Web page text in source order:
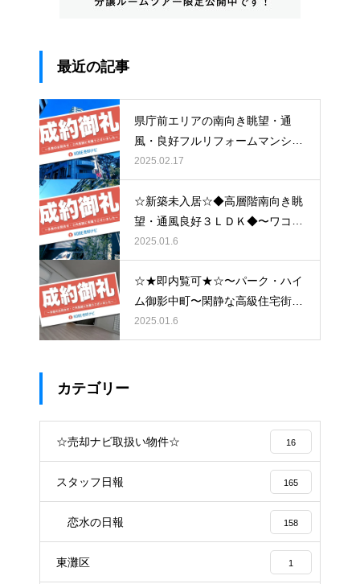
最近の記事
県庁前エリアの南向き眺望・通
風・良好フルリフォームマンショ
ン〜ランデージ神戸・山の手館〜
2025.02.17
☆新築未入居☆◆高層階南向き眺
望・通風良好３ＬＤＫ◆〜ワコー
レシティ神戸元町〜
2025.01.6
☆★即内覧可★☆〜パーク・ハイ
ム御影中町〜閑静な高級住宅街と
大型商業施設の利便性が両立した
低層マンション〜
2025.01.6
カテゴリー
☆売却ナビ取扱い物件☆ 16
スタッフ日報 165
恋水の日報 158
東灘区 1